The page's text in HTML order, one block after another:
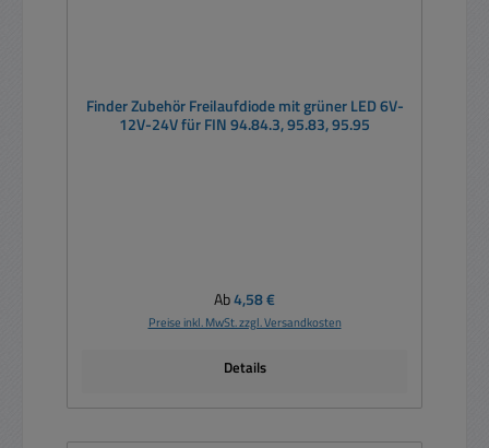
Finder Zubehör Freilaufdiode mit grüner LED 6V-
12V-24V für FIN 94.84.3, 95.83, 95.95
Regulärer Preis:
Ab4,58 €
Preise inkl. MwSt. zzgl. Versandkosten
Details